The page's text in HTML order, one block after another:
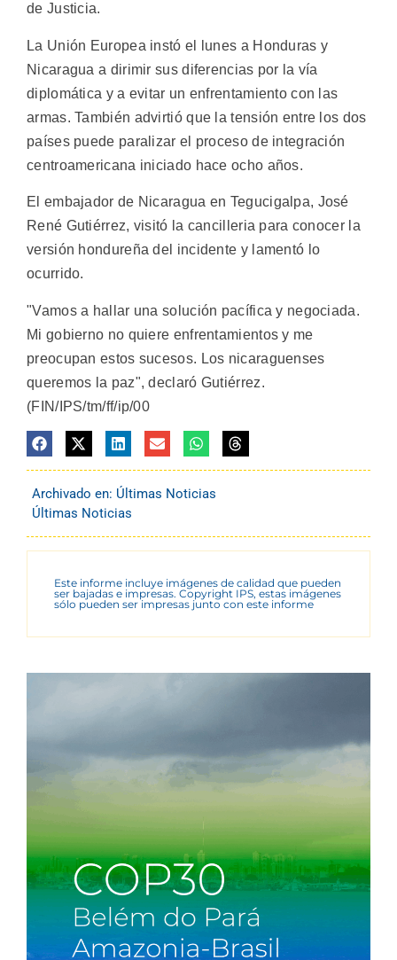
de Justicia.
La Unión Europea instó el lunes a Honduras y
Nicaragua a dirimir sus diferencias por la vía
diplomática y a evitar un enfrentamiento con las
armas. También advirtió que la tensión entre los dos
países puede paralizar el proceso de integración
centroamericana iniciado hace ocho años.
El embajador de Nicaragua en Tegucigalpa, José
René Gutiérrez, visitó la cancilleria para conocer la
versión hondureña del incidente y lamentó lo
ocurrido.
"Vamos a hallar una solución pacífica y negociada.
Mi gobierno no quiere enfrentamientos y me
preocupan estos sucesos. Los nicaraguenses
queremos la paz", declaró Gutiérrez.
(FIN/IPS/tm/ff/ip/00
Archivado en: Últimas Noticias
Últimas Noticias
Este informe incluye imágenes de calidad que pueden
ser bajadas e impresas. Copyright IPS, estas imágenes
sólo pueden ser impresas junto con este informe